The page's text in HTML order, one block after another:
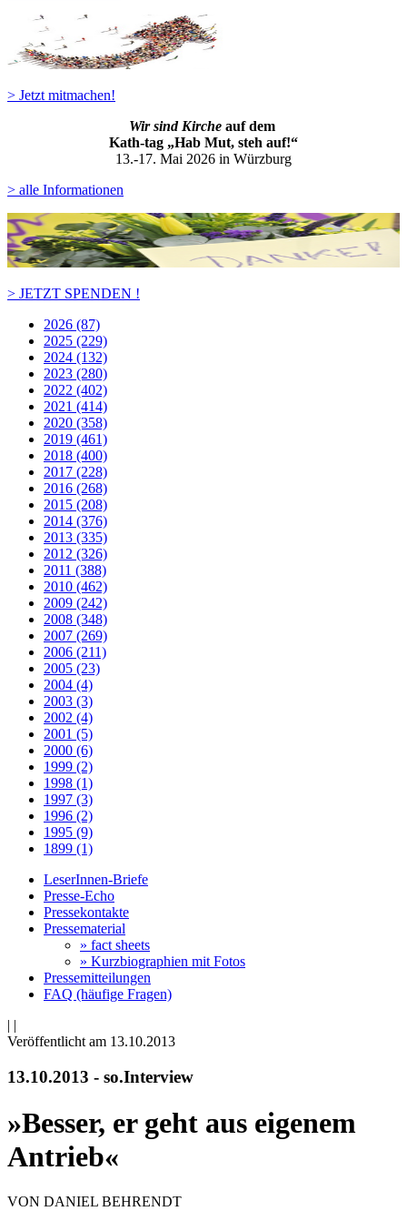
> Jetzt mitmachen!
Wir sind Kirche auf dem
Kath-tag „Hab Mut, steh auf!“
13.-17. Mai 2026 in Würzburg
> alle Informationen
> JETZT SPENDEN !
2026 (87)
2025 (229)
2024 (132)
2023 (280)
2022 (402)
2021 (414)
2020 (358)
2019 (461)
2018 (400)
2017 (228)
2016 (268)
2015 (208)
2014 (376)
2013 (335)
2012 (326)
2011 (388)
2010 (462)
2009 (242)
2008 (348)
2007 (269)
2006 (211)
2005 (23)
2004 (4)
2003 (3)
2002 (4)
2001 (5)
2000 (6)
1999 (2)
1998 (1)
1997 (3)
1996 (2)
1995 (9)
1899 (1)
LeserInnen-Briefe
Presse-Echo
Pressekontakte
Pressematerial
» fact sheets
» Kurzbiographien mit Fotos
Pressemitteilungen
FAQ (häufige Fragen)
| |
Veröffentlicht am 13­.10.2013
13.10.2013 - so.Interview
»Besser, er geht aus eigenem
Antrieb«
VON DANIEL BEHRENDT